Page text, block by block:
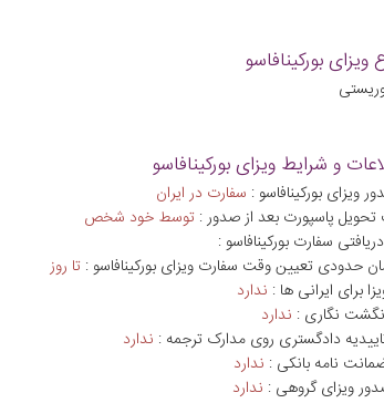
ویزای بورکینافاسو
و شرایط ویزای بورکینافاسو
ویزای بورکینافاسو : سفارت در ایران
پاسپورت بعد از صدور : توسط خود شخص
سفارت بورکینافاسو :
حدودی تعیین وقت سفارت ویزای بورکینافاسو : تا روز
برای ایرانی ها : ندارد
نگاری : ندارد
دادگستری روی مدارک ترجمه : ندارد
نامه بانکی : ندارد
ویزای گروهی : ندارد